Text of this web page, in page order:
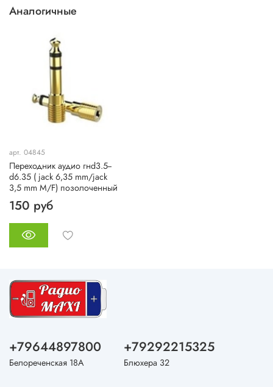
Аналогичные
арт. 04845
Переходник аудио гнd3.5--
d6.35 ( jack 6,35 mm/jack
3,5 mm M/F) позолоченный
150 руб
+79644897800
Белореченская 18А
+79292215325
Блюхера 32